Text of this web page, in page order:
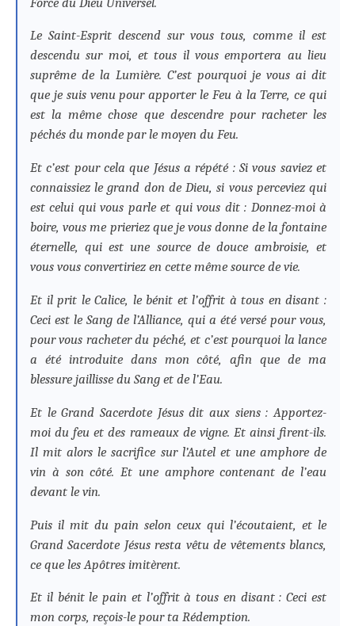
Le Saint-Esprit descend sur vous tous, comme il est
descendu sur moi, et tous il vous emportera au lieu
suprême de la Lumière. C’est pourquoi je vous ai dit
que je suis venu pour apporter le Feu à la Terre, ce qui
est la même chose que descendre pour racheter les
péchés du monde par le moyen du Feu.
Et c’est pour cela que Jésus a répété : Si vous saviez et
connaissiez le grand don de Dieu, si vous perceviez qui
est celui qui vous parle et qui vous dit : Donnez-moi à
boire, vous me prieriez que je vous donne de la fontaine
éternelle, qui est une source de douce ambroisie, et
vous vous convertiriez en cette même source de vie.
Et il prit le Calice, le bénit et l’offrit à tous en disant :
Ceci est le Sang de l’Alliance, qui a été versé pour vous,
pour vous racheter du péché, et c’est pourquoi la lance
a été introduite dans mon côté, afin que de ma
blessure jaillisse du Sang et de l’Eau.
Et le Grand Sacerdote Jésus dit aux siens : Apportez-
moi du feu et des rameaux de vigne. Et ainsi firent-ils.
Il mit alors le sacrifice sur l’Autel et une amphore de
vin à son côté. Et une amphore contenant de l’eau
devant le vin.
Puis il mit du pain selon ceux qui l’écoutaient, et le
Grand Sacerdote Jésus resta vêtu de vêtements blancs,
ce que les Apôtres imitèrent.
Et il bénit le pain et l’offrit à tous en disant : Ceci est
mon corps, reçois-le pour ta Rédemption.